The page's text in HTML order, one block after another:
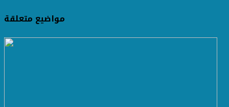
مواضيع متعلقة